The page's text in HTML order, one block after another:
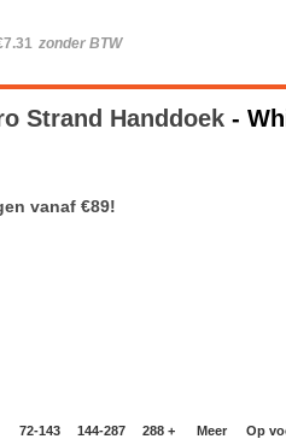
zonder BTW
Strand Handdoek -
vanaf €89!
72-143 144-287 288 + Meer Op